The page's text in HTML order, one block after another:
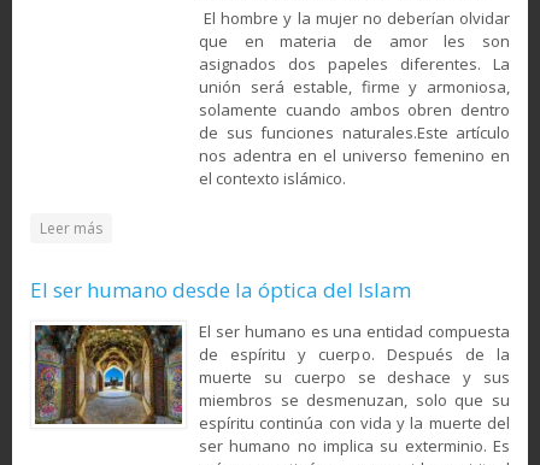
El hombre y la mujer no deberían olvidar
que en materia de amor les son
asignados dos papeles diferentes. La
unión será estable, firme y armoniosa,
solamente cuando ambos obren dentro
de sus funciones naturales.Este artículo
nos adentra en el universo femenino en
el contexto islámico.
Leer más
El ser humano desde la óptica del Islam
El ser humano es una entidad compuesta
de espíritu y cuerpo. Después de la
muerte su cuerpo se deshace y sus
miembros se desmenuzan, solo que su
espíritu continúa con vida y la muerte del
ser humano no implica su exterminio. Es